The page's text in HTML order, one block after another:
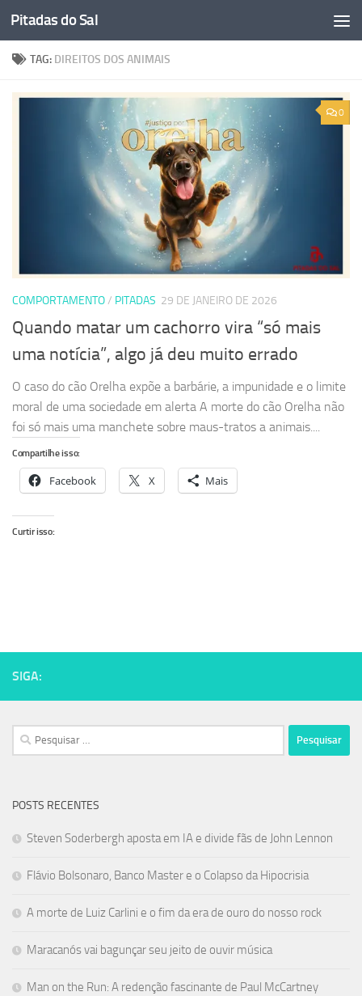
Skip to content
Pitadas do Sal
TAG: DIREITOS DOS ANIMAIS
0
COMPORTAMENTO/ PITADAS 29 DE JANEIRO DE 2026
Quando matar um cachorro vira “só mais
uma notícia”, algo já deu muito errado
O caso do cão Orelha expõe a barbárie, a impunidade e o limite
moral de uma sociedade em alerta A morte do cão Orelha não
foi só mais uma manchete sobre maus-tratos a animais....
Compartilhe isso:
Facebook X Mais
Curtir isso:
SIGA:
Pesquisar
por:
POSTS RECENTES
Steven Soderbergh aposta em IA e divide fãs de John Lennon
Flávio Bolsonaro, Banco Master e o Colapso da Hipocrisia
A morte de Luiz Carlini e o fim da era de ouro do nosso rock
Maracanós vai bagunçar seu jeito de ouvir música
Man on the Run: A redenção fascinante de Paul McCartney